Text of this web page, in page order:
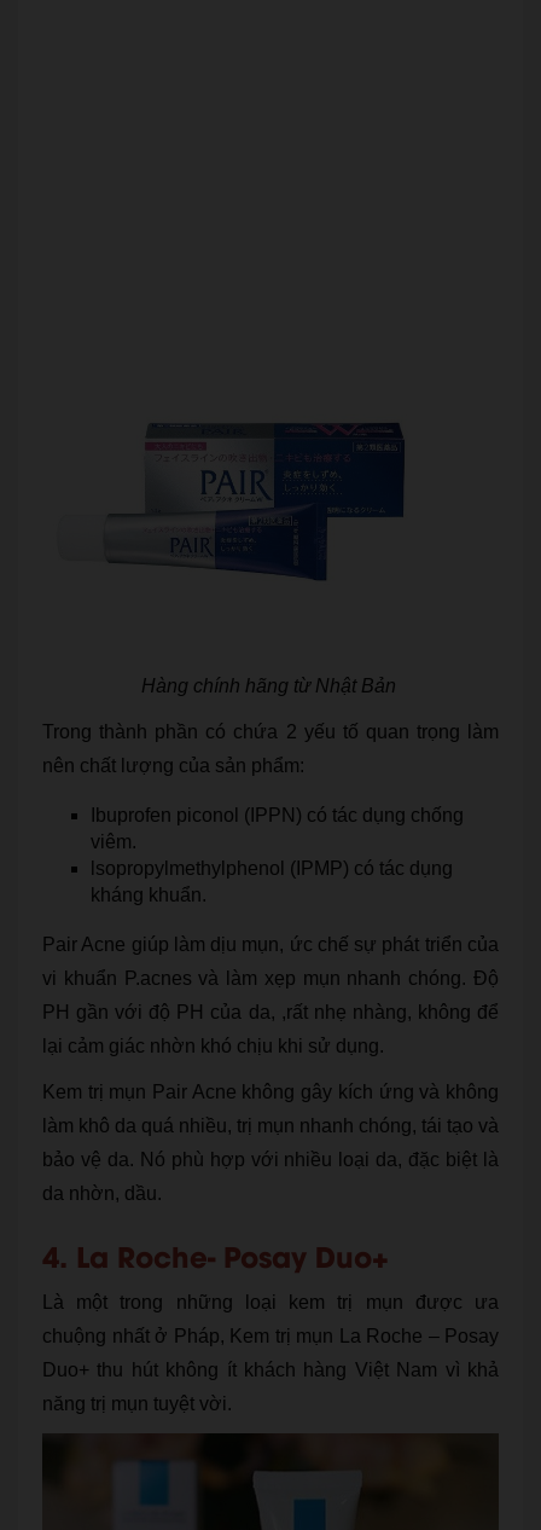
Hàng chính hãng từ Nhật Bản
Trong thành phần có chứa 2 yếu tố quan trọng làm
nên chất lượng của sản phẩm:
Ibuprofen piconol (IPPN) có tác dụng chống
viêm.
lsopropylmethylphenol (IPMP) có tác dụng
kháng khuẩn.
Pair Acne giúp làm dịu mụn, ức chế sự phát triển của
vi khuẩn P.acnes và làm xẹp mụn nhanh chóng. Độ
PH gần với độ PH của da, ,rất nhẹ nhàng, không để
lại cảm giác nhờn khó chịu khi sử dụng.
Kem trị mụn Pair Acne không gây kích ứng và không
làm khô da quá nhiều, trị mụn nhanh chóng, tái tạo và
bảo vệ da. Nó phù hợp với nhiều loại da, đặc biệt là
da nhờn, dầu.
4. La Roche- Posay Duo+
Là một trong những loại kem trị mụn được ưa
chuộng nhất ở Pháp, Kem trị mụn La Roche – Posay
Duo+ thu hút không ít khách hàng Việt Nam vì khả
năng trị mụn tuyệt vời.